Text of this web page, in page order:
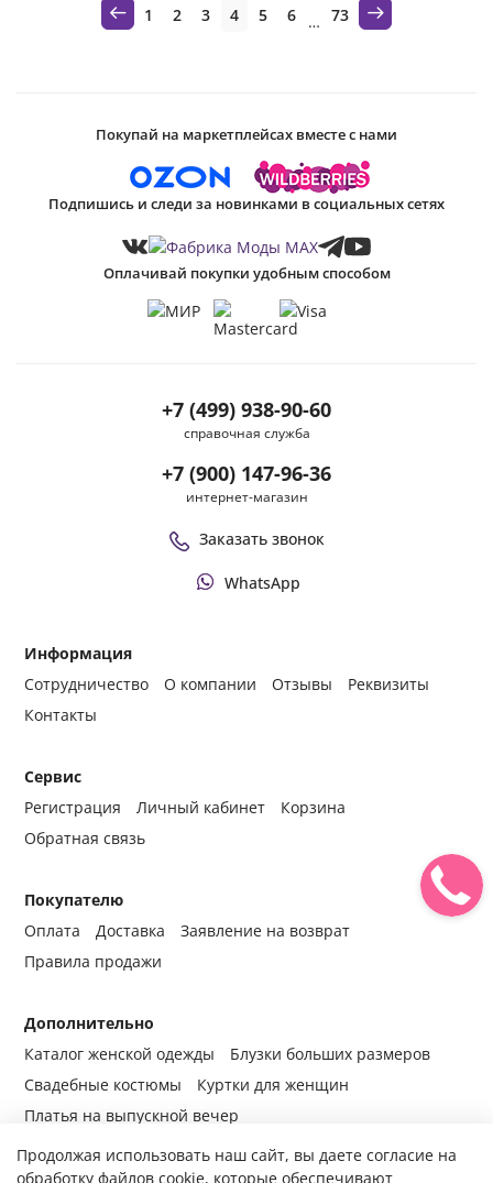
1 2 3 4 5 6 … 73
Информация
Сотрудничество
О компании Отзывы
Реквизиты
Контакты
Сервис
Регистрация
Личный кабинет
Корзина
Обратная связь
Покупателю
Оплата
Доставка
Заявление на возврат
Правила продажи
Дополнительно
Каталог женской одежды
Блузки больших размеров
Свадебные костюмы
Куртки для женщин
Платья на выпускной вечер
+7 (499) 938-90-60
справочная служба
+7 (900) 147-96-36
интернет-магазин
Заказать звонок
WhatsApp
Покупай на маркетплейсах вместе с нами
Подпишись и следи за новинками в социальных сетях
Оплачивай покупки удобным способом
Продолжая использовать наш сайт, вы даете согласие на
обработку файлов cookie, которые обеспечивают